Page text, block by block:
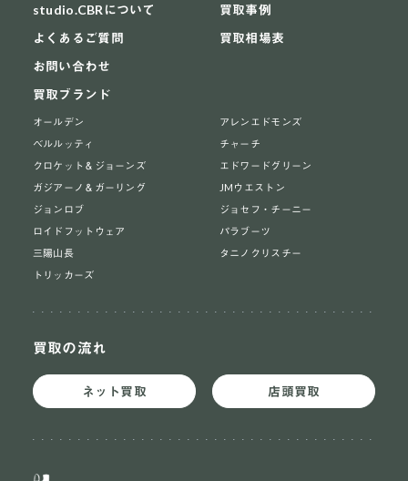
studio.CBRについて
よくあるご質問
お問い合わせ
買取事例
買取相場表
買取ブランド
オールデン
アレンエドモンズ
ベルルッティ
チャーチ
クロケット＆ジョーンズ
エドワードグリーン
ガジアーノ＆ガーリング
JMウエストン
ジョンロブ
ジョセフ・チーニー
ロイドフットウェア
パラブーツ
三陽山長
タニノクリスチー
トリッカーズ
買取の流れ
ネット買取 店頭買取